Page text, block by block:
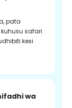
pata
safari
kesi
wa